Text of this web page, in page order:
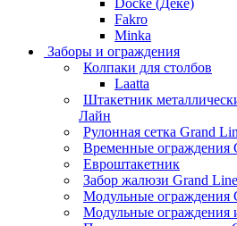
Docke (Дёке)
Fakro
Minka
Заборы и ограждения
Колпаки для столбов
Laatta
Штакетник
Лайн
Рулонная сетка Grand
Временные ограждения
Евроштакетник
Забор жалюзи Grand
Модульные ограждения
Модульные